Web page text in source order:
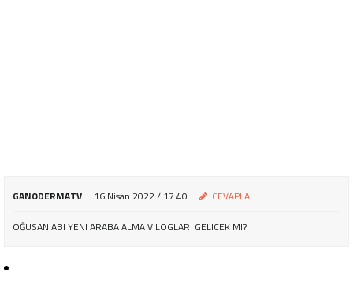
GANODERMATV 16 Nisan 2022 / 17:40 CEVAPLA
OĞUSAN ABI YENI ARABA ALMA VILOGLARI GELICEK MI?